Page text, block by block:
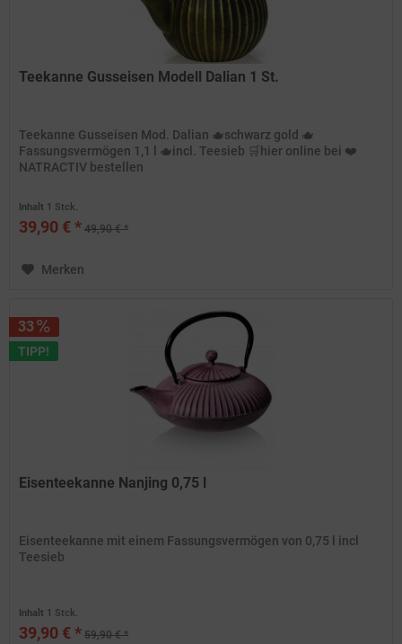
Teekanne Gusseisen Modell Dalian 1 St.
Teekanne Gusseisen Mod. Dalian 🫖schwarz gold 🫖
Fassungsvermögen 1,1 l 🫖incl. Teesieb 🛒hier online bei ❤️
NATRACTIV bestellen
Inhalt 1 Stck.
39,90 € * 49,90 € *
Merken
33
TIPP!
Eisenteekanne Nanjing 0,75 l
Eisenteekanne mit einem Fassungsvermögen von 0,75 l incl
Teesieb
Inhalt 1 Stck.
39,90 € * 59,90 € *